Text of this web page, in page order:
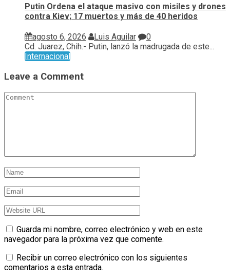
Putin Ordena el ataque masivo con misiles y drones
contra Kiev; 17 muertos y más de 40 heridos
agosto 6, 2026 Luis Aguilar
0
Cd. Juarez, Chih.- Putin, lanzó la madrugada de este...
Internacional
Leave a Comment
Guarda mi nombre, correo electrónico y web en este
navegador para la próxima vez que comente.
Recibir un correo electrónico con los siguientes
comentarios a esta entrada.